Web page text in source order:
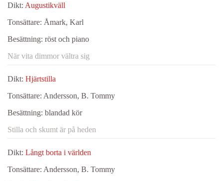
Dikt: Augustikväll
Tonsättare: Åmark, Karl
Besättning: röst och piano
När vita dimmor vältra sig
Dikt: Hjärtstilla
Tonsättare: Andersson, B. Tommy
Besättning: blandad kör
Stilla och skumt är på heden
Dikt: Långt borta i världen
Tonsättare: Andersson, B. Tommy